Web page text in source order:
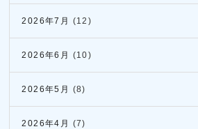
2026年7月 (12)
2026年6月 (10)
2026年5月 (8)
2026年4月 (7)